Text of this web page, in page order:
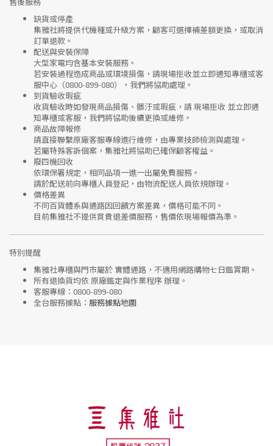
缺貨或停產
集雅社將提供代機種或升級方案 ，顧客可選擇補差額更換，或取消
訂單退款。
配送與安裝保障
大型家電均含基本安裝服務。
若安裝過程造成商品或環境損傷，請現場拒收並立即通知專櫃或客
服中心 （0800-899-080），我們將協助處理。
到貨驗收瑕疵
收貨驗收時如發現商品損傷、髒汙或瑕疵 ，請 現場拒收 並立即通
知專櫃或客服，我們將協助後續更換或維修。
商品故障報修
請直接聯繫原廠客服專線進行維修，由專業技師檢測與處理。
若屬特殊客訴個案，集雅社將協助已確保顧客權益。
廢四機回收
依環保署規定，相同品項一進一出屬免費服務。
請於配送前向專櫃人員登記，由物流配送人員依規辦理。
價格差異
不同百貨體系與通路因回饋方案差異，價格可能不同。
目前集雅社不提供買貴退差價服務 ，售價依現場報價為準。
特別提醒
集雅社專櫃與門市屬於 實體通路，不適用網路購物七日鑑賞期 。
所有退換貨均依 原廠鑑定與作業程序辦理。
客服專線： 0800-899-080
全台服務據點： 服務據點地圖